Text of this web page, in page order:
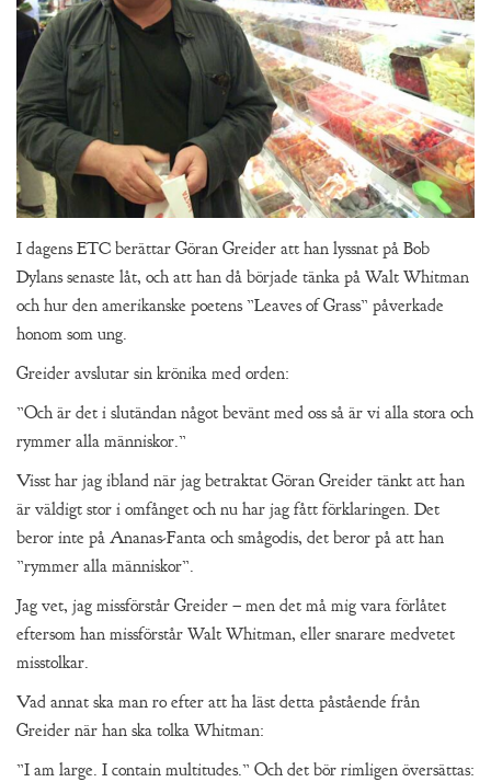
I dagens ETC berättar Göran Greider att han lyssnat på Bob
Dylans senaste låt, och att han då började tänka på Walt Whitman
och hur den amerikanske poetens ”Leaves of Grass” påverkade
honom som ung.
Greider avslutar sin krönika med orden:
”Och är det i slutändan något bevänt med oss så är vi alla stora och
rymmer alla människor.”
Visst har jag ibland när jag betraktat Göran Greider tänkt att han
är väldigt stor i omfånget och nu har jag fått förklaringen. Det
beror inte på Ananas-Fanta och smågodis, det beror på att han
”rymmer alla människor”.
Jag vet, jag missförstår Greider – men det må mig vara förlåtet
eftersom han missförstår Walt Whitman, eller snarare medvetet
misstolkar.
Vad annat ska man ro efter att ha läst detta påstående från
Greider när han ska tolka Whitman:
”I am large. I contain multitudes.” Och det bör rimligen översättas: